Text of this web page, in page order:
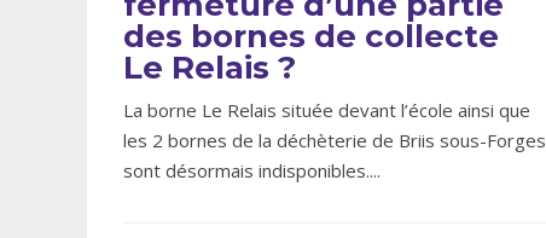
des bornes de collecte
Le Relais ?
La borne Le Relais située devant l’école ainsi que
les 2 bornes de la déchèterie de Briis sous-Forges
sont désormais indisponibles....